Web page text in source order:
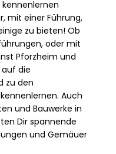
mit einer Führung,
zu bieten! Ob
oder mit
Pforzheim und
die
zu den
Auch
und Bauwerke in
Dir spannende
und Gemäuer